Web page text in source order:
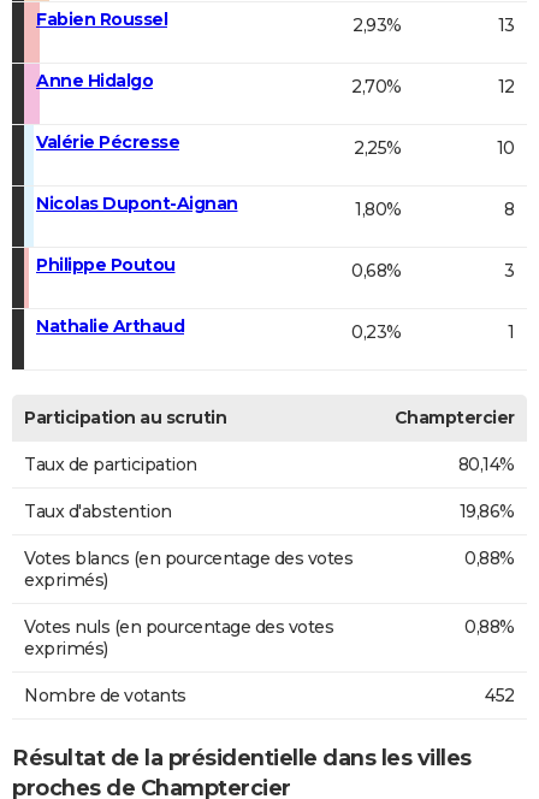
Fabien Roussel 2,93% 13
Anne Hidalgo 2,70% 12
Valérie Pécresse 2,25% 10
Nicolas Dupont-Aignan 1,80% 8
Philippe Poutou 0,68% 3
Nathalie Arthaud 0,23% 1
Participation au scrutin Champtercier
Taux de participation 80,14%
Taux d'abstention 19,86%
Votes blancs (en pourcentage des votes
exprimés)
0,88%
Votes nuls (en pourcentage des votes
exprimés)
0,88%
Nombre de votants 452
Résultat de la présidentielle dans les villes
proches de Champtercier